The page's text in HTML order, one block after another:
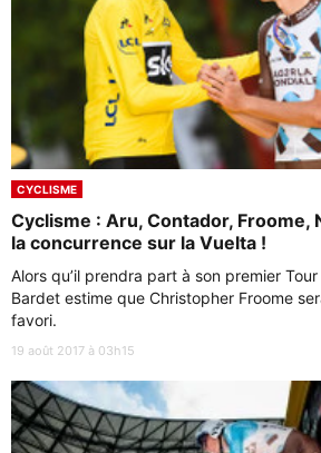
CYCLISME
Cyclisme : Aru, Contador, Froome,
la concurrence sur la Vuelta !
Alors qu’il prendra part à son premier Tour
Bardet estime que Christopher Froome
favori.
19 août 2017 à 03h15